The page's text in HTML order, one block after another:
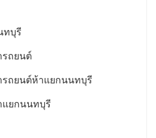
ทบุรี
ถยนต์
ถยนต์ห้าแยกนนทบุรี
ยกนนทบุรี